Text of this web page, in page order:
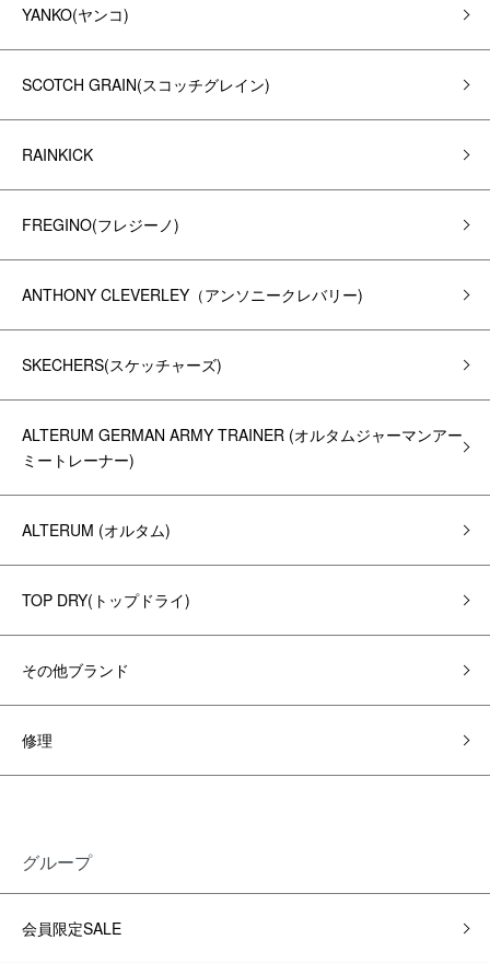
YANKO(ヤンコ)
SCOTCH GRAIN(スコッチグレイン)
RAINKICK
FREGINO(フレジーノ)
ANTHONY CLEVERLEY（アンソニークレバリー)
SKECHERS(スケッチャーズ)
ALTERUM GERMAN ARMY TRAINER (オルタムジャーマンアー
ミートレーナー)
ALTERUM (オルタム)
TOP DRY(トップドライ)
その他ブランド
修理
グループ
会員限定SALE